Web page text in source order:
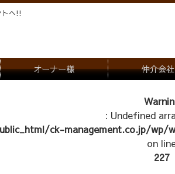
トヘ!!
オーナー様 仲介会
物件写真
管理物件紹介
: Undefined
ck-management.co.jp/
on
227